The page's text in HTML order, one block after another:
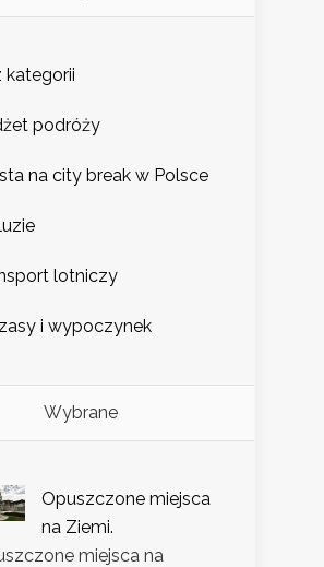
kategorii
podróży
na city break w Polsce
lotniczy
i wypoczynek
Wybrane
Opuszczone miejsca
na Ziemi.
miejsca na